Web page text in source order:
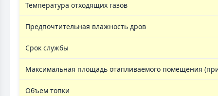
Температура отходящих газов
Предпочтительная влажность дров
Срок службы
Максимальная площадь отапливаемого помещения
Объем топки